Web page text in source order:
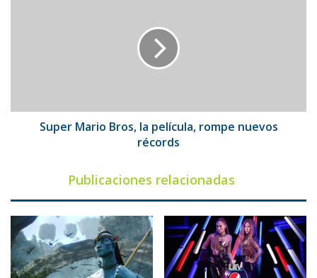
Super Mario Bros, la película, rompe nuevos
récords
Publicaciones relacionadas